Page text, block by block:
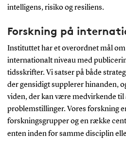
intelligens, risiko og resiliens.
Forskning på
Instituttet har et overordnet mål
internationalt niveau med
tidsskrifter. Vi satser på både
der gensidigt supplerer hinanden,
viden, der kan være medvirkende til
problemstillinger. Vores forskning
forskningsgrupper og en række
enten inden for samme disciplin